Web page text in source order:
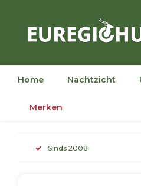
Home Nachtzicht
Merken
Sinds 2008